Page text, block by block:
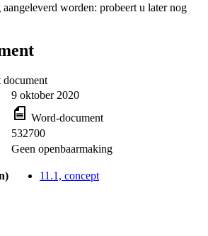
worden: probeert u later nog
9 oktober 2020
Word-document
532700
Geen openbaarmaking
11.1, concept